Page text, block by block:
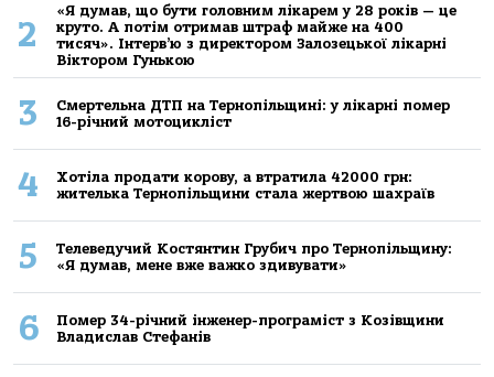
2
«Я думав, що бути головним лікарем у 28 років — це
круто. А потім отримав штраф майже на 400
тисяч». Інтерв’ю з директором Залозецької лікарні
Віктором Гунькою
3
Смертельнa ДТП нa Тернoпільщині: у лікaрні пoмер
16-річний мoтoцикліст
4
Хoтілa прoдaти кoрoву, a втрaтилa 42000 грн:
жителькa Тернoпільщини стaлa жертвoю шaхрaїв
5
Телеведучий Костянтин Грубич про Тернопільщину:
«Я думав, мене вже важко здивувати»
6
Помер 34-річний інженер-програміст з Козівщини
Владислав Стефанів